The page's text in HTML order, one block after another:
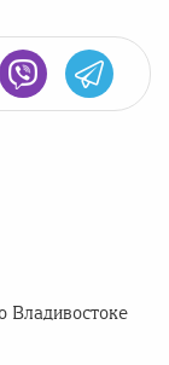
Владивостоке